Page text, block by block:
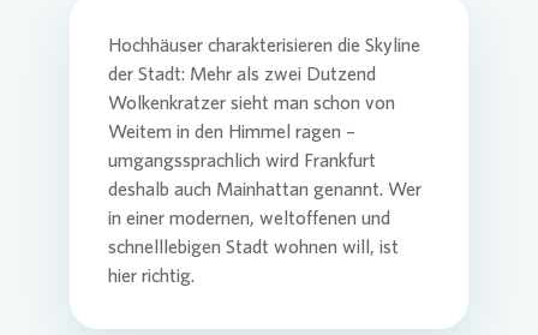
Hochhäuser charakterisieren die Skyline
der Stadt: Mehr als zwei Dutzend
Wolkenkratzer sieht man schon von
Weitem in den Himmel ragen –
umgangssprachlich wird Frankfurt
deshalb auch Mainhattan genannt. Wer
in einer modernen, weltoffenen und
schnelllebigen Stadt wohnen will, ist
hier richtig.